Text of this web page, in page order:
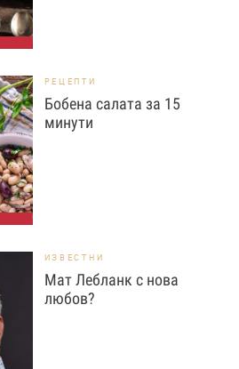
РЕЦЕПТИ
Бобена салата за 15
минути
ИЗВЕСТНИ
Мат Лебланк с нова
любов?